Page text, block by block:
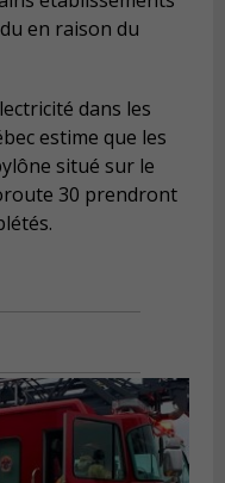
en raison du
dans les
estime que les
situé sur le
30 prendront